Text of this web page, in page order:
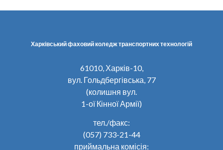
Харківський фаховий коледж транспортних технологій
61010, Харків-10,
вул. Гольдбергівська, 77
(колишня вул.
1-ої Кінної Армії)
тел./факс:
(057) 733-21-44
приймальна комісія: